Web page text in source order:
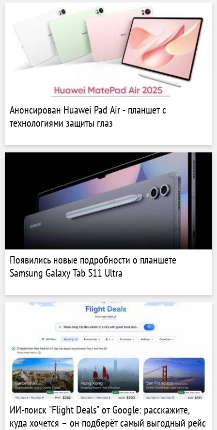
Анонсирован Huawei Pad Air - планшет с
технологиями защиты глаз
Появились новые подробности о планшете
Samsung Galaxy Tab S11 Ultra
ИИ-поиск "Flight Deals" от Google: расскажите,
куда хочется – он подберёт самый выгодный рейс